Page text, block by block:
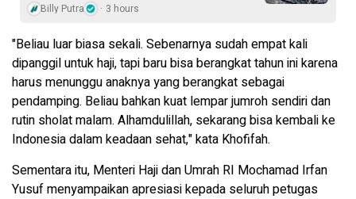
Billy Putra 3 hours
"Beliau luar biasa sekali. Sebenarnya sudah empat kali
dipanggil untuk haji, tapi baru bisa berangkat tahun ini karena
harus menunggu anaknya yang berangkat sebagai
pendamping. Beliau bahkan kuat lempar jumroh sendiri dan
rutin sholat malam. Alhamdulillah, sekarang bisa kembali ke
Indonesia dalam keadaan sehat," kata Khofifah.
Sementara itu, Menteri Haji dan Umrah RI Mochamad Irfan
Yusuf menyampaikan apresiasi kepada seluruh petugas